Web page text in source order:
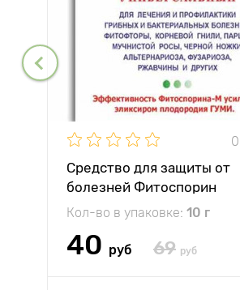
Средство для защиты от
болезней Фитоспорин
Кол-во в упаковке: 10 г
40 руб 69 руб